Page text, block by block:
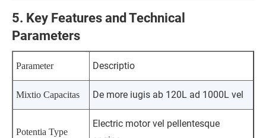
5. Key Features and Technical
Parameters
Parameter Descriptio
Mixtio Capacitas De more iugis ab 120L ad 1000L vel
Potentia Type
Electric motor vel pellentesque